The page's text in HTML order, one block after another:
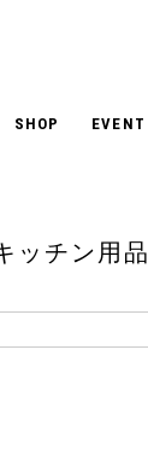
SHOP EVENT
ッチン用品